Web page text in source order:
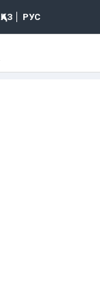
ҚАЗ РУС